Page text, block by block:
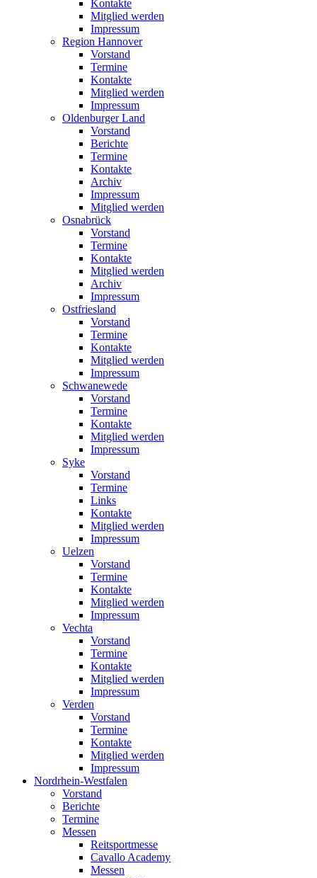
Kontakte
Mitglied werden
Impressum
Region Hannover
Vorstand
Termine
Kontakte
Mitglied werden
Impressum
Oldenburger Land
Vorstand
Berichte
Termine
Kontakte
Archiv
Impressum
Mitglied werden
Osnabrück
Vorstand
Termine
Kontakte
Mitglied werden
Archiv
Impressum
Ostfriesland
Vorstand
Termine
Kontakte
Mitglied werden
Impressum
Schwanewede
Vorstand
Termine
Kontakte
Mitglied werden
Impressum
Syke
Vorstand
Termine
Links
Kontakte
Mitglied werden
Impressum
Uelzen
Vorstand
Termine
Kontakte
Mitglied werden
Impressum
Vechta
Vorstand
Termine
Kontakte
Mitglied werden
Impressum
Verden
Vorstand
Termine
Kontakte
Mitglied werden
Impressum
Nordrhein-Westfalen
Vorstand
Berichte
Termine
Messen
Reitsportmesse
Cavallo Academy
Messen